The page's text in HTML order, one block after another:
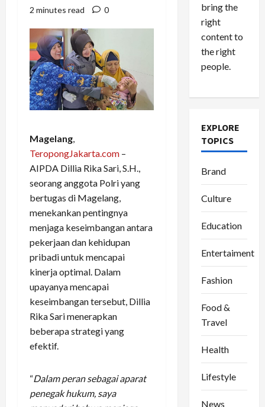
2 minutes read
0
Magelang,
TeropongJakarta.com –
AIPDA Dillia Rika Sari, S.H.,
seorang anggota Polri yang
bertugas di Magelang,
menekankan pentingnya
menjaga keseimbangan antara
pekerjaan dan kehidupan
pribadi untuk mencapai
kinerja optimal. Dalam
upayanya mencapai
keseimbangan tersebut, Dillia
Rika Sari menerapkan
beberapa strategi yang
efektif.
“Dalam peran sebagai aparat
penegak hukum, saya
bring the
right
content to
the right
people.
EXPLORE
TOPICS
Brand
Culture
Education
Entertaiment
Fashion
Food &
Travel
Health
Lifestyle
News